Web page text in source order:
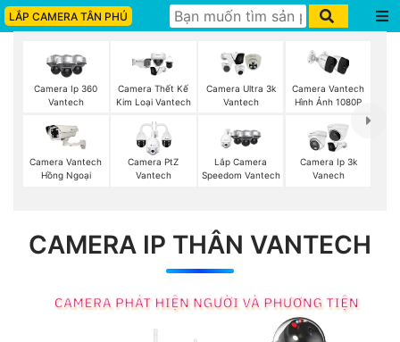
LẮP CAMERA TÂN PHÚ
Camera Ip 360
Vantech
Camera Thết Kế
Kim Loại Vantech
Camera Ultra 3k
Vantech
Camera Vantech
Hình Ảnh 1080P
Camera Vantech
Hồng Ngoại
Camera PtZ
Vantech
Lắp Camera
Speedom Vantech
Camera Ip 3k
Vanech
CAMERA IP THÂN VANTECH